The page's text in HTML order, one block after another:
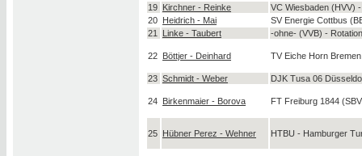
19 Kirchner - Reinke
VC Wiesbaden (HVV)
20 Heidrich - Mai
SV Energie Cottbus
21
Linke - Taubert -ohne- (VVB) -
22 Böttjer - Deinhard TV Eiche Horn
23 Schmidt - Weber DJK Tusa 06
24 Birkenmaier - Borova FT Freiburg 1844
25 Hübner Perez - Wehner HTBU - Hamburger